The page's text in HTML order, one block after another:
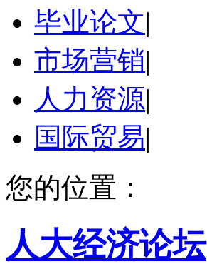
毕业论文|
市场营销|
人力资源|
国际贸易|
您的位置：
人大经济论坛